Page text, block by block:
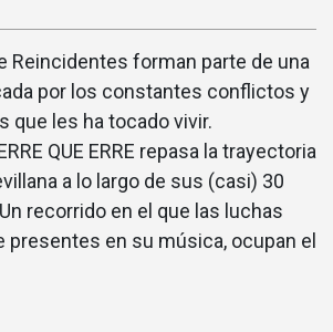
Reincidentes forman parte de una
por los constantes conflictos y
que les ha tocado vivir.
QUE ERRE repasa la trayectoria
a lo largo de sus (casi) 30
recorrido en el que las luchas
en su música, ocupan el